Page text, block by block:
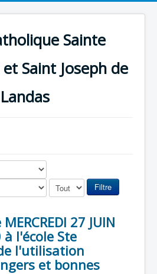
Sainte
Saint Joseph de
Landas
Filtre
27 JUIN
l'école Ste
l'utilisation
et bonnes